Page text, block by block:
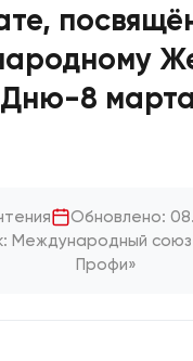
Дню-8 марта
Обновлено:
Международный
Профи»